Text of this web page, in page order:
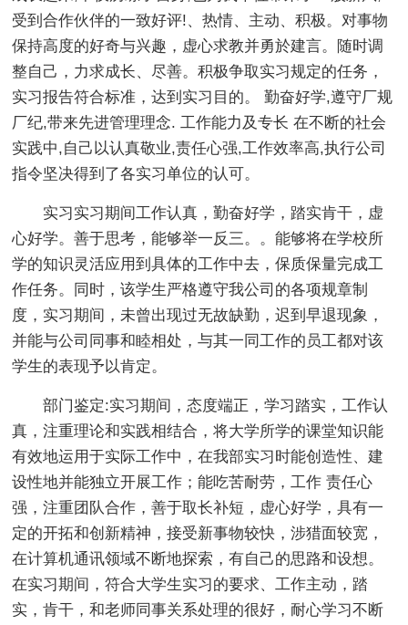
受到合作伙伴的一致好评!、热情、主动、积极。对事物
保持高度的好奇与兴趣，虚心求教并勇於建言。随时调
整自己，力求成长、尽善。积极争取实习规定的任务，
实习报告符合标准，达到实习目的。 勤奋好学,遵守厂规
厂纪,带来先进管理理念. 工作能力及专长 在不断的社会
实践中,自己以认真敬业,责任心强,工作效率高,执行公司
指令坚决得到了各实习单位的认可。
实习实习期间工作认真，勤奋好学，踏实肯干，虚
心好学。善于思考，能够举一反三。。能够将在学校所
学的知识灵活应用到具体的工作中去，保质保量完成工
作任务。同时，该学生严格遵守我公司的各项规章制
度，实习期间，未曾出现过无故缺勤，迟到早退现象，
并能与公司同事和睦相处，与其一同工作的员工都对该
学生的表现予以肯定。
部门鉴定:实习期间，态度端正，学习踏实，工作认
真，注重理论和实践相结合，将大学所学的课堂知识能
有效地运用于实际工作中，在我部实习时能创造性、建
设性地并能独立开展工作；能吃苦耐劳，工作 责任心
强，注重团队合作，善于取长补短，虚心好学，具有一
定的开拓和创新精神，接受新事物较快，涉猎面较宽，
在计算机通讯领域不断地探索，有自己的思路和设想。
在实习期间，符合大学生实习的要求、工作主动，踏
实，肯干，和老师同事关系处理的很好，耐心学习不断